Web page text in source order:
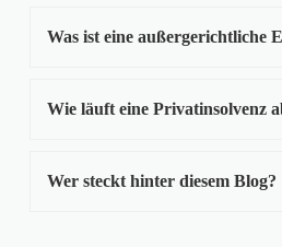
Was ist eine außergerichtliche
Wie läuft eine Privatinsolvenz
Wer steckt hinter diesem Blog?